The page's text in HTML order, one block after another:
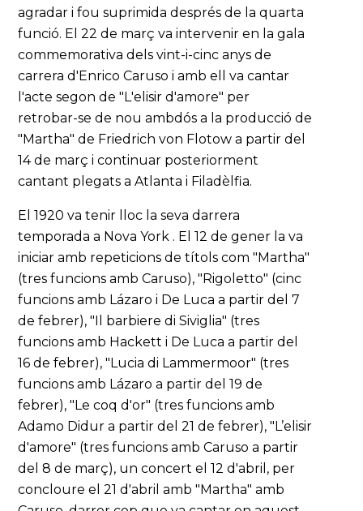
agradar i fou suprimida després de la quarta
funció. El 22 de març va intervenir en la gala
commemorativa dels vint-i-cinc anys de
carrera d'Enrico Caruso i amb ell va cantar
l'acte segon de "L'elisir d'amore" per
retrobar-se de nou ambdós a la producció de
"Martha" de Friedrich von Flotow a partir del
14 de març i continuar posteriorment
cantant plegats a Atlanta i Filadèlfia.
El 1920 va tenir lloc la seva darrera
temporada a Nova York . El 12 de gener la va
iniciar amb repeticions de títols com "Martha"
(tres funcions amb Caruso), "Rigoletto" (cinc
funcions amb Lázaro i De Luca a partir del 7
de febrer), "Il barbiere di Siviglia" (tres
funcions amb Hackett i De Luca a partir del
16 de febrer), "Lucia di Lammermoor" (tres
funcions amb Lázaro a partir del 19 de
febrer), "Le coq d'or" (tres funcions amb
Adamo Didur a partir del 21 de febrer), "L’elisir
d'amore" (tres funcions amb Caruso a partir
del 8 de març), un concert el 12 d'abril, per
concloure el 21 d'abril amb "Martha" amb